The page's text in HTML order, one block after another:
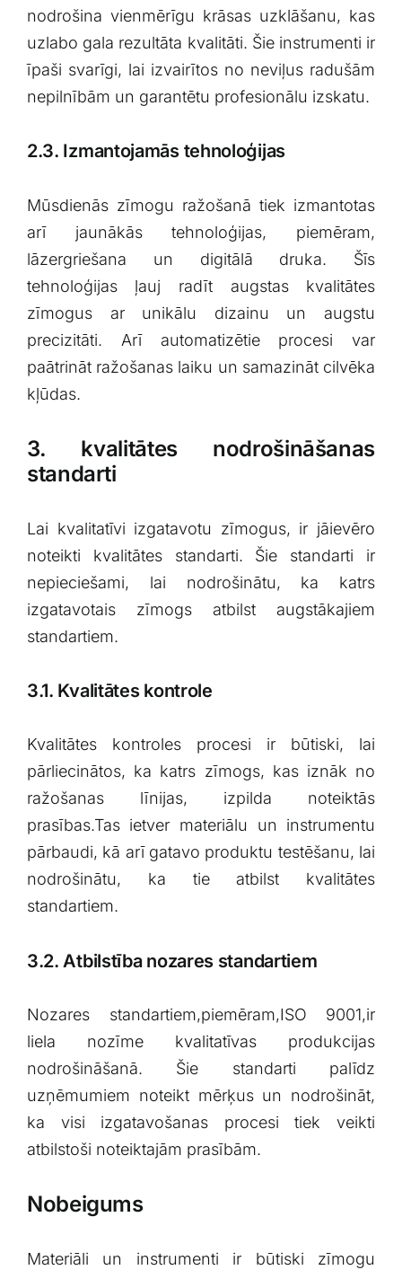
nodrošina vienmērīgu krāsas uzklāšanu, kas​
uzlabo gala‍ rezultāta⁢ kvalitāti.​ Šie instrumenti ir
⁢īpaši ⁢svarīgi, lai izvairītos ‍no⁢ neviļus radušām
nepilnībām un garantētu profesionālu izskatu.
2.3. Izmantojamās tehnoloģijas
Mūsdienās zīmogu ‌ražošanā tiek izmantotas
arī jaunākās tehnoloģijas, piemēram,
lāzergriešana un digitālā druka. Šīs
tehnoloģijas ļauj ⁤radīt​ augstas ⁣kvalitātes
zīmogus ar⁣ unikālu dizainu ⁣un ⁣augstu
precizitāti.‍ Arī automatizētie procesi var
paātrināt‌ ražošanas laiku un samazināt cilvēka
kļūdas.
3. kvalitātes nodrošināšanas
standarti
Lai kvalitatīvi izgatavotu ‍zīmogus, ir jāievēro⁣
noteikti kvalitātes ⁣standarti. Šie‌ standarti ir
nepieciešami, ‍lai‌ nodrošinātu, ​ka katrs
izgatavotais zīmogs atbilst augstākajiem
standartiem.
3.1.‍ Kvalitātes kontrole
Kvalitātes kontroles procesi ir būtiski, lai​
pārliecinātos, ka‌ katrs zīmogs, kas ​iznāk⁣ no
‌ražošanas līnijas, izpilda noteiktās
prasības.Tas ​ietver materiālu un instrumentu
pārbaudi, kā arī⁢ gatavo produktu testēšanu, lai
nodrošinātu, ka tie atbilst kvalitātes​
standartiem.
3.2. Atbilstība nozares standartiem
Nozares standartiem,piemēram,ISO⁣ 9001,ir
liela ​nozīme ‍kvalitatīvas⁢ produkcijas
nodrošināšanā. Šie standarti palīdz
uzņēmumiem noteikt ‍mērķus‍ un nodrošināt,
ka​ visi ⁢izgatavošanas procesi tiek⁣ veikti​
atbilstoši noteiktajām ​prasībām.
Nobeigums
Materiāli ⁣un instrumenti ir ⁤būtiski‌ zīmogu